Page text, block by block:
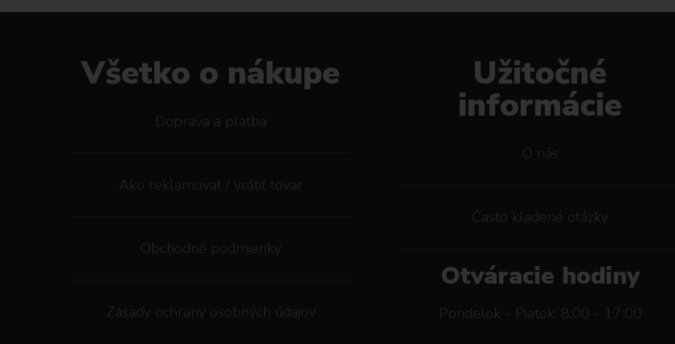
Všetko o nákupe
Doprava a platba
Ako reklamovat / vrátiť tovar
Obchodné podmienky
Zásady ochrany osobných údajov
Užitočné
informácie
O nás
Často kladené otázky
Otváracie hodiny
Pondelok - Piatok: 8:00 - 17:00